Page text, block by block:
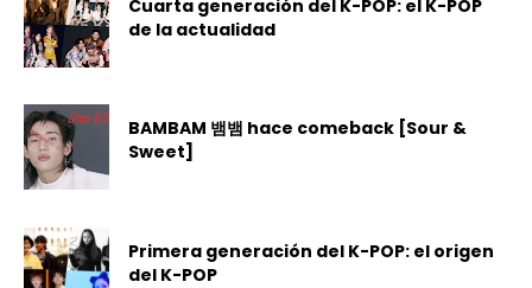
Cuarta generación del K-POP: el K-POP
de la actualidad
BAMBAM 뱀뱀 hace comeback [Sour &
Sweet]
Primera generación del K-POP: el origen
del K-POP